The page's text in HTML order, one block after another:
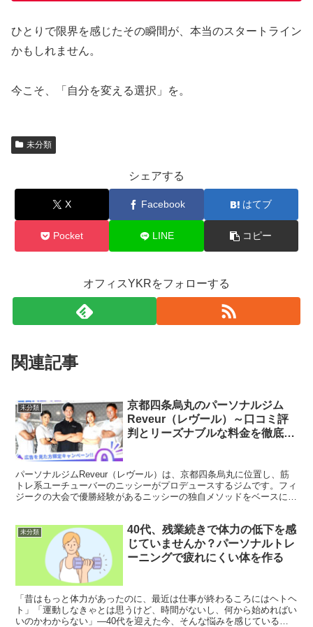
ひとりで限界を感じたその瞬間が、本当のスタートライン
かもしれません。
今こそ、「自分を変える選択」を。
未分類
シェアする
X Facebook はてブ
Pocket LINE コピー
オフィスYKRをフォローする
関連記事
未分類
京都四条烏丸のパーソナルジム
Reveur（レヴール）～口コミ評
判とリーズナブルな料金を徹底解
パーソナルジムReveur（レヴール）は、京都四条烏丸に位置し、筋
トレ系ユーチューバーのニッシーがプロデュースするジムです。フィ
ジークの大会で優勝経験があるニッシーの独自メソッドをベースにし
未分類
40代、残業続きで体力の低下を感
じていませんか？パーソナルトレ
ーニングで疲れにくい体を作る
「昔はもっと体力があったのに、最近は仕事が終わるころにはヘトヘ
ト」「運動しなきゃとは思うけど、時間がないし、何から始めればい
いのかわからない」—40代を迎えた今、そんな悩みを感じている方